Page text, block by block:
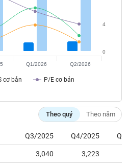
cơ bản
P/E cơ bản
0
4
Q1/2026 Q2/2026
Theo quý Theo năm
Q3/2025 Q4/2025
3,040 3,223